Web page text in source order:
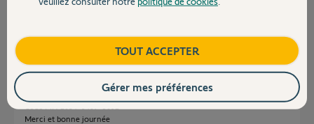
ContactMorgan il y a 3 mois
J’ai fait l’acquisition de la box TaHoma Switch mais cette dernière est
déjà rattachée à un compte. Est-il possible de la réinitialiser ?
Merci et bonne journée
TOUT ACCEPTER
Gérer mes préférences